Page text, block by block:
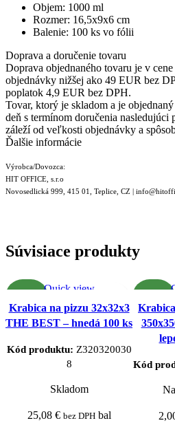
Objem: 1000 ml
Rozmer: 16,5x9x6 cm
Balenie: 100 ks vo fólii
Doprava a doručenie tovaru
Doprava objednaného tovaru je v
objednávky nižšej ako 49 EUR bez
poplatok 4,9 EUR bez DPH.
Tovar, ktorý je skladom a je
deň s termínom doručenia nasledujúci
záleží od veľkosti objednávky a
Ďalšie informácie
Výrobca/Dovozca:
HIT OFFICE, s.r.o
Novosedlická 999, 415 01, Teplice, CZ |
Súvisiace produkty
Quick view
Pridať do obľúbených
produktov
Krabica na pizzu 32x32x3
THE BEST – hnedá 100 ks
Kód produktu: Z320320030
8
Skladom
25,08 € bez DPH bal
Kód